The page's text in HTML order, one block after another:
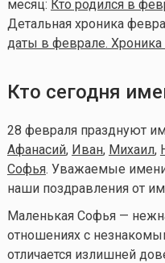
месяц: Кто родился в
Детальная хроника
даты в феврале. Хроника
Кто сегодня
28 февраля празднуют
Афанасий, Иван, Михаил,
Софья. Уважаемые
наши поздравления от
Маленькая Софья —
отношениях с
отличается излишней